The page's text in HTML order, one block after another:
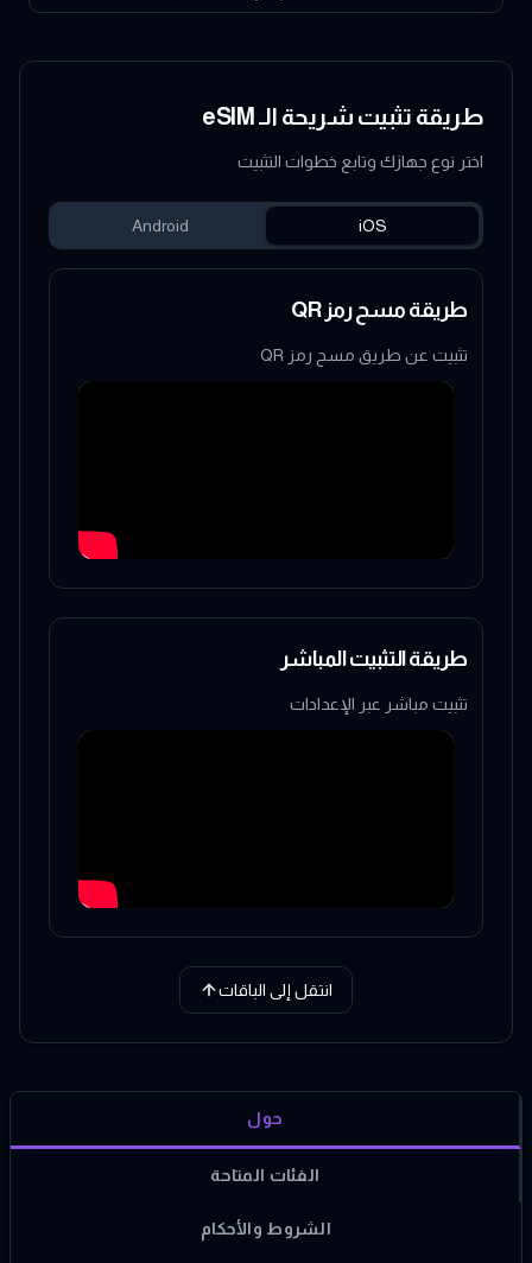
طريقة تثبيت شريحة الـ eSIM
اختر نوع جهازك وتابع خطوات التثبيت
iOS
Android
طريقة مسح رمز QR
تثبيت عن طريق مسح رمز QR
طريقة التثبيت المباشر
تثبيت مباشر عبر الإعدادات
انتقل إلى الباقات
حول
الفئات المتاحة
الشروط والأحكام